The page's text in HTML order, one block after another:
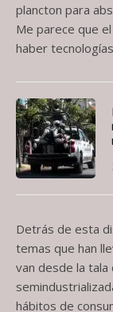
plancton para
Me parece que
haber
Detrás de esta
temas que han
van desde la tala
hábitos de